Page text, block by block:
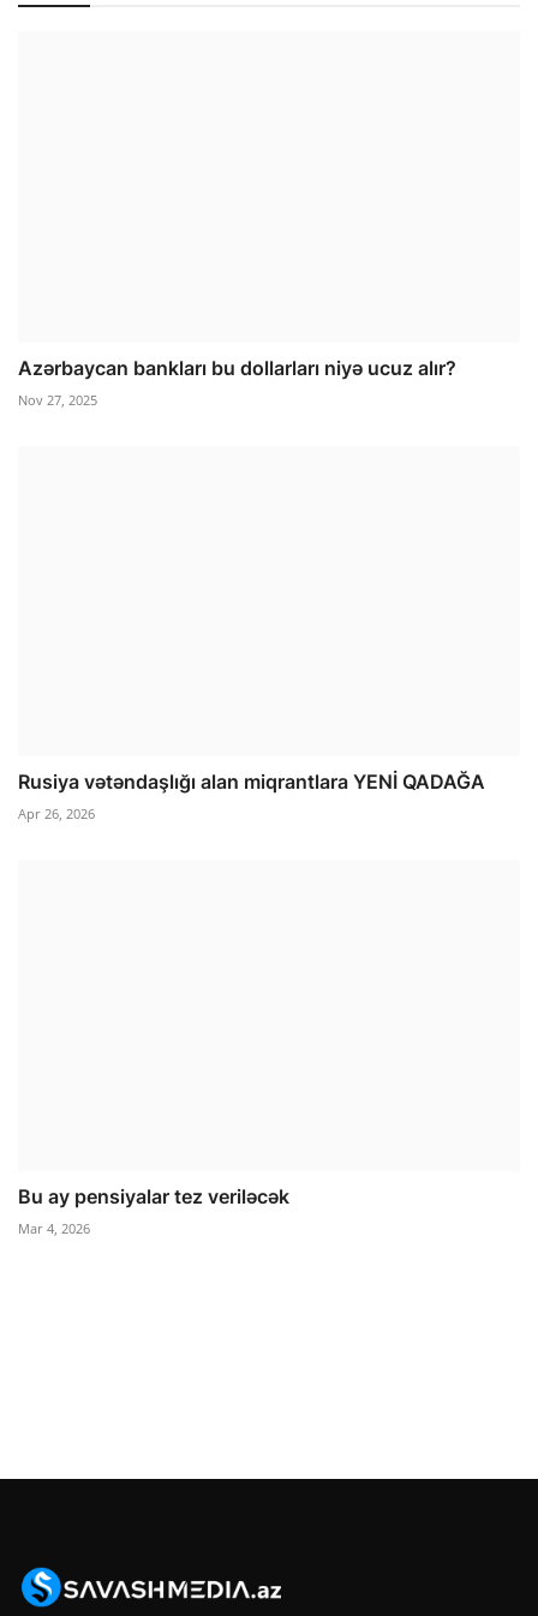
Azərbaycan bankları bu dollarları niyə ucuz alır?
Nov 27, 2025
Rusiya vətəndaşlığı alan miqrantlara YENİ QADAĞA
Apr 26, 2026
Bu ay pensiyalar tez veriləcək
Mar 4, 2026